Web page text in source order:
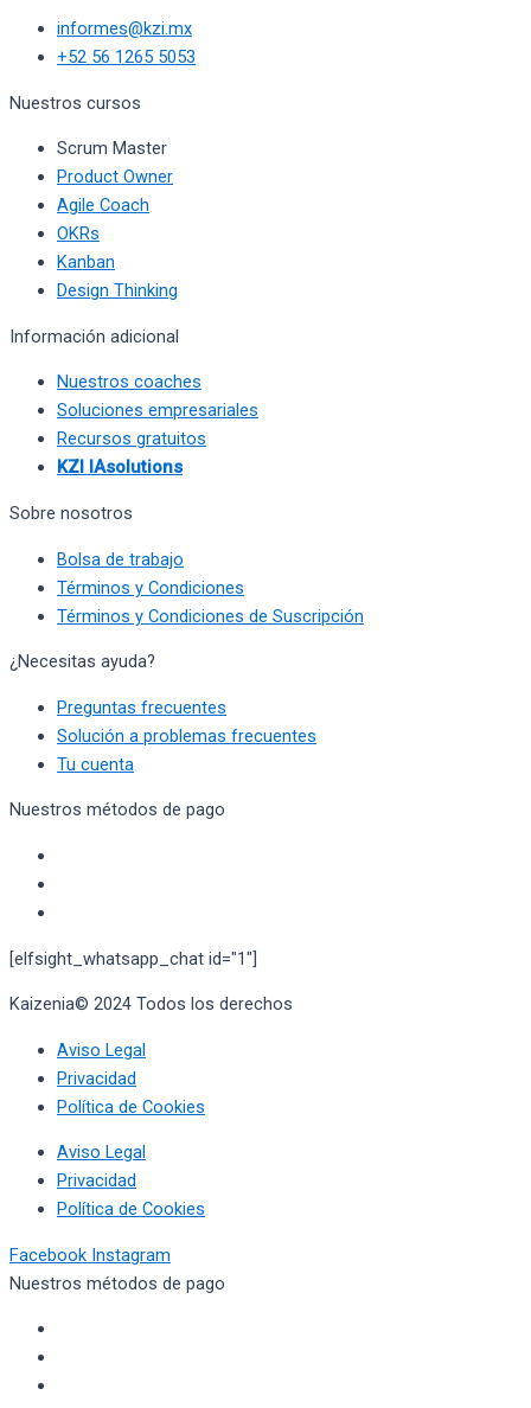
informes@kzi.mx
+52 56 1265 5053
Nuestros cursos
Scrum Master
Product Owner
Agile Coach
OKRs
Kanban
Design Thinking
Información adicional
Nuestros coaches
Soluciones empresariales
Recursos gratuitos
KZI IAsolutions
Sobre nosotros
Bolsa de trabajo
Términos y Condiciones
Términos y Condiciones de Suscripción
¿Necesitas ayuda?
Preguntas frecuentes
Solución a problemas frecuentes
Tu cuenta
Nuestros métodos de pago
[elfsight_whatsapp_chat id="1"]
Kaizenia© 2024 Todos los derechos
Aviso Legal
Privacidad
Política de Cookies
Aviso Legal
Privacidad
Política de Cookies
Facebook Instagram
Nuestros métodos de pago